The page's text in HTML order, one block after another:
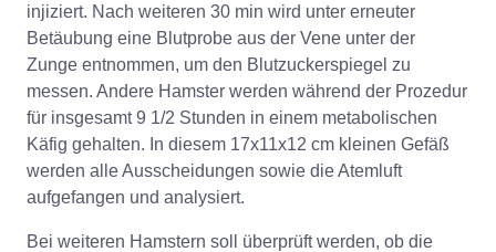
injiziert. Nach weiteren 30 min wird unter erneuter
Betäubung eine Blutprobe aus der Vene unter der
Zunge entnommen, um den Blutzuckerspiegel zu
messen. Andere Hamster werden während der Prozedur
für insgesamt 9 1/2 Stunden in einem metabolischen
Käfig gehalten. In diesem 17x11x12 cm kleinen Gefäß
werden alle Ausscheidungen sowie die Atemluft
aufgefangen und analysiert.
Bei weiteren Hamstern soll überprüft werden, ob die